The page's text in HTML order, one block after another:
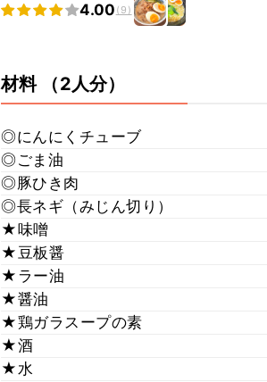
4.00(9)
材料 （2人分）
◎にんにくチューブ
◎ごま油
◎豚ひき肉
◎長ネギ（みじん切り）
★味噌
★豆板醤
★ラー油
★醤油
★鶏ガラスープの素
★酒
★水